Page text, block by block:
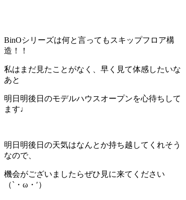
BinOシリーズは何と言ってもスキップフロア構
造！！
私はまだ見たことがなく、早く見て体感したいな
あと
明日明後日のモデルハウスオープンを心待ちして
ます♩
明日明後日の天気はなんとか持ち越してくれそう
なので、
機会がございましたらぜひ見に来てください
（`・ω・′）